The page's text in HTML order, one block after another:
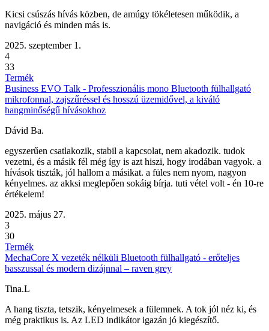
Kicsi csúszás hívás közben, de amúgy tökéletesen működik, a
navigáció és minden más is.
2025. szeptember 1.
4
33
Termék
Business EVO Talk - Professzionális mono Bluetooth fülhallgató
mikrofonnal, zajszűréssel és hosszú üzemidővel, a kiváló
hangminőségű hívásokhoz
Dávid Ba.
egyszerűen csatlakozik, stabil a kapcsolat, nem akadozik. tudok
vezetni, és a másik fél még így is azt hiszi, hogy irodában vagyok. a
hívások tiszták, jól hallom a másikat. a füles nem nyom, nagyon
kényelmes. az akksi meglepően sokáig bírja. tuti vétel volt - én 10-re
értékelem!
2025. május 27.
3
30
Termék
MechaCore X vezeték nélküli Bluetooth fülhallgató - erőteljes
basszussal és modern dizájnnal – raven grey
Tina.L
A hang tiszta, tetszik, kényelmesek a fülemnek. A tok jól néz ki, és
még praktikus is. Az LED indikátor igazán jó kiegészítő.